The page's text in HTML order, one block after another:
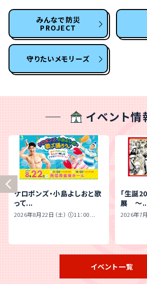
みんなで防災
PROJECT
守りたいメモリーズ
イベント情
ケロポンズ・小島よしおと歌
って...
2026年8月22日（土） ➀11：00...
「生誕
展 ～
2026年7月
イベント一覧